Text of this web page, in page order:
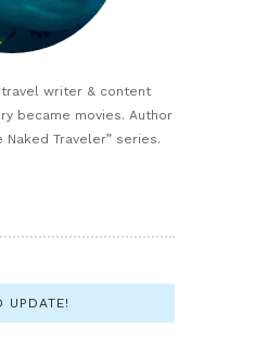
travel writer & content
became movies. Author
Naked Traveler” series.
UPDATE!